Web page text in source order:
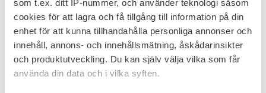
som t.ex. ditt IP-nummer, och använder teknologi såsom
cookies för att lagra och få tillgång till information på din
enhet för att kunna tillhandahålla personliga annonser och
innehåll, annons- och innehållsmätning, åskådarinsikter
och produktutveckling. Du kan själv välja vilka som får
använda din data och i vilka syften.
fötter för att jämna ut ojämna golv och är staplingsbara med
ett universalfäste för att optimera utrymmet. AC- och DC-
kabeluttag är placerade på höger sida av laddaren, vilket
säkerställer enkel åtkomst under installationen. Enkel
installation med Micropower SL, minskar både